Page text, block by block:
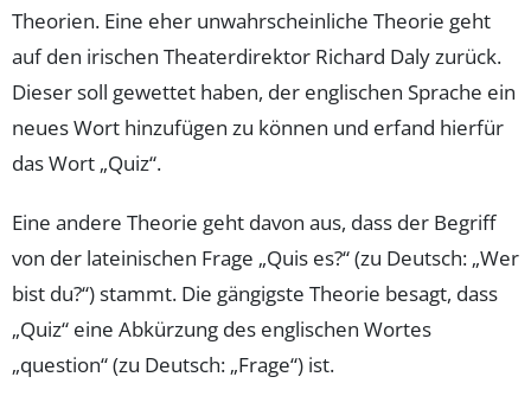
Theorien. Eine eher unwahrscheinliche Theorie geht
auf den irischen Theaterdirektor Richard Daly zurück.
Dieser soll gewettet haben, der englischen Sprache ein
neues Wort hinzufügen zu können und erfand hierfür
das Wort „Quiz“.
Eine andere Theorie geht davon aus, dass der Begriff
von der lateinischen Frage „Quis es?“ (zu Deutsch: „Wer
bist du?“) stammt. Die gängigste Theorie besagt, dass
„Quiz“ eine Abkürzung des englischen Wortes
„question“ (zu Deutsch: „Frage“) ist.